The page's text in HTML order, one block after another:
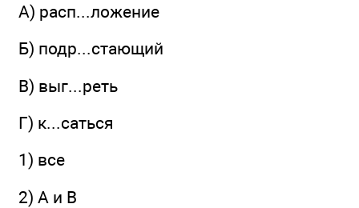
A) расп...ложение
Б) подр...стающий
B) выг...реть
Г) к...саться
1) все
2) А и В